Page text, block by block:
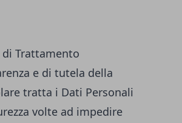
Trattamento
e di tutela della
tratta i Dati Personali
volte ad impedire